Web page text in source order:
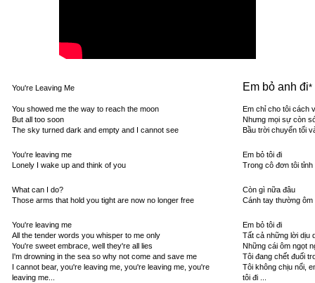
You're Leaving Me Em bỏ anh đi*
You showed me the way to reach the moon
But all too soon
The sky turned dark and empty and I cannot see
You're leaving me
Lonely I wake up and think of you
What can I do?
Those arms that hold you tight are now no longer free
You're leaving me
All the tender words you whisper to me only
You're sweet embrace, well they're all lies
I'm drowning in the sea so why not come and save me
I cannot bear, you're leaving me, you're leaving me, you're
leaving me...
Em chỉ cho tôi cách
Nhưng mọi sự còn
Bầu trời chuyển tối
Em bỏ tôi đi
Trong cô đơn tôi tỉnh
Còn gì nữa đâu
Cánh tay thường
Em bỏ tôi đi
Tất cả những lời dịu
Những cái ôm ngọt
Tôi đang chết đuối
Tôi không chịu nổi,
tôi đi ...